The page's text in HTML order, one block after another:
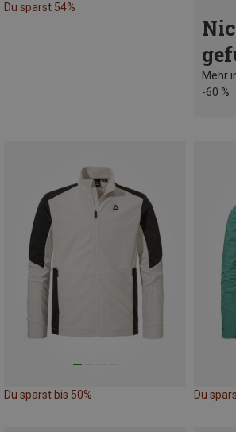
Du sparst 54%
Mehr
-60 %
Du sparst bis 50% Du